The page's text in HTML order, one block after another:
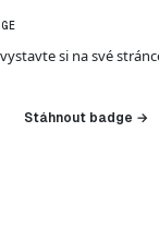
si na své
Stáhnout badge →